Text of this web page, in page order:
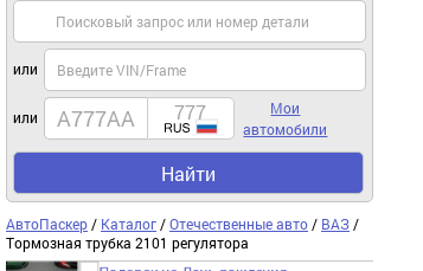
или
или
Мои
автомобили
Найти
АвтоПаскер / Каталог /Отечественные авто / ВАЗ /
Тормозная трубка 2101 регулятора